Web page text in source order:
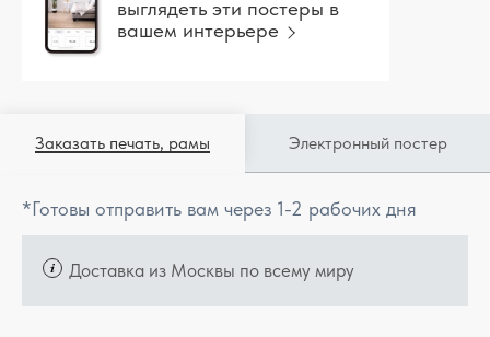
выглядеть эти постеры в
вашем интерьере
Заказать печать, рамы Электронный постер
*Готовы отправить вам через 1-2 рабочих дня
Доставка из Москвы по всему миру